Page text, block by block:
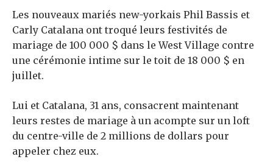
Les nouveaux mariés new-yorkais Phil Bassis et
Carly Catalana ont troqué leurs festivités de
mariage de 100 000 $ dans le West Village contre
une cérémonie intime sur le toit de 18 000 $ en
juillet.
Lui et Catalana, 31 ans, consacrent maintenant
leurs restes de mariage à un acompte sur un loft
du centre-ville de 2 millions de dollars pour
appeler chez eux.